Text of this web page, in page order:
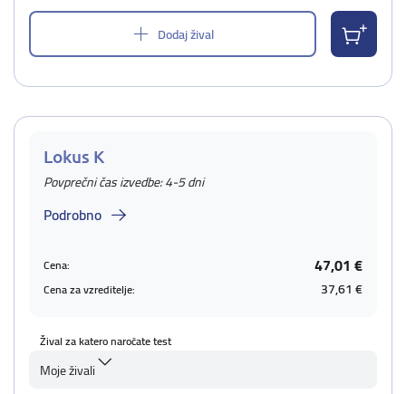
Dodaj žival
Lokus K
Povprečni čas izvedbe: 4-5 dni
Podrobno
Cena: 47,01 €
Cena za vzreditelje: 37,61 €
Žival za katero naročate test
Moje živali